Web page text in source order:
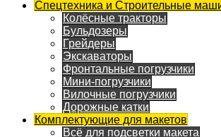
Спецтехника и Строительные
Колёсные тракторы
Бульдозеры
Грейдеры
Экскаваторы
Фронтальные погрузчики
Мини-погрузчики
Вилочные погрузчики
Дорожные катки
Комплектующие для макетов
Всё для подсветки макета